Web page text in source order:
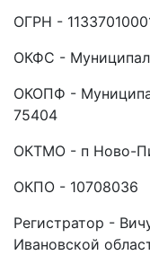
ОГРН -
ОКФС -
ОКОПФ -
75404
ОКТМО - п Ново-
ОКПО - 10708036
Регистратор -
Ивановской